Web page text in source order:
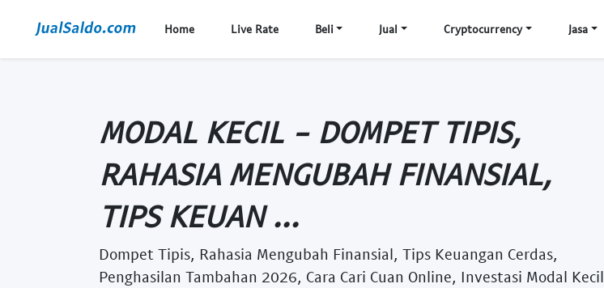
Home Live Rate Beli Jual Cryptocurrency Jasa
MODAL KECIL - DOMPET TIPIS,
RAHASIA MENGUBAH FINANSIAL,
TIPS KEUAN ...
Dompet Tipis, Rahasia Mengubah Finansial, Tips Keuangan Cerdas,
Penghasilan Tambahan 2026, Cara Cari Cuan Online, Investasi Modal Kecil,